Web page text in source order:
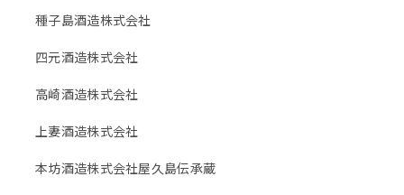
種子島酒造株式会社
四元酒造株式会社
高崎酒造株式会社
上妻酒造株式会社
本坊酒造株式会社屋久島伝承蔵